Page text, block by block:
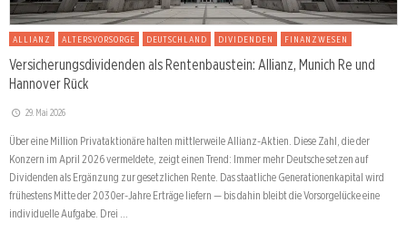
ALLIANZ ALTERSVORSORGE DEUTSCHLAND DIVIDENDEN FINANZWESEN
Versicherungsdividenden als Rentenbaustein: Allianz, Munich Re und
Hannover Rück
29. Mai 2026
Über eine Million Privataktionäre halten mittlerweile Allianz-Aktien. Diese Zahl, die der
Konzern im April 2026 vermeldete, zeigt einen Trend: Immer mehr Deutsche setzen auf
Dividenden als Ergänzung zur gesetzlichen Rente. Das staatliche Generationenkapital wird
frühestens Mitte der 2030er-Jahre Erträge liefern — bis dahin bleibt die Vorsorgelücke eine
individuelle Aufgabe. Drei …